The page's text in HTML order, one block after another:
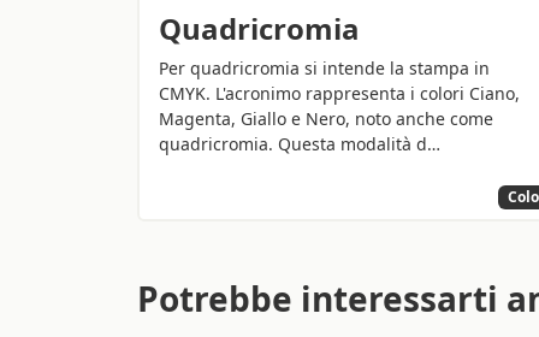
Quadricromia
Per quadricromia si intende la stampa in
CMYK. L'acronimo rappresenta i colori Ciano,
Magenta, Giallo e Nero, noto anche come
quadricromia. Questa modalità d…
Potrebbe interessarti